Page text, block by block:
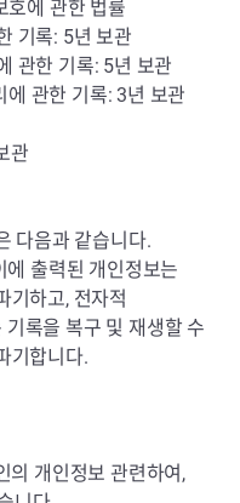
호에 관한 법률
기록: 5년 보관
관한 기록: 5년 보관
에 관한 기록: 3년 보관
관
다음과 같습니다.
에 출력된 개인정보는
기하고, 전자적
록을 복구 및 재생할 수
기합니다.
개인정보 관련하여,